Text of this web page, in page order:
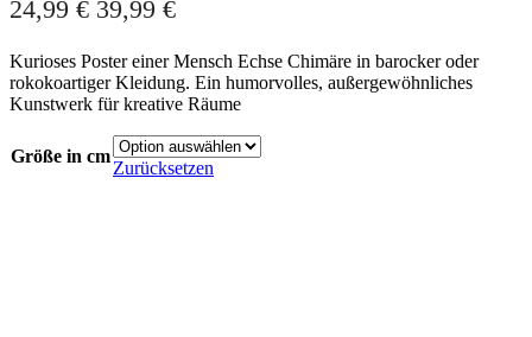
24,99 € 39,99 €
Kurioses Poster einer Mensch Echse Chimäre in barocker oder
rokokoartiger Kleidung. Ein humorvolles, außergewöhnliches
Kunstwerk für kreative Räume
Größe in cm
Zurücksetzen